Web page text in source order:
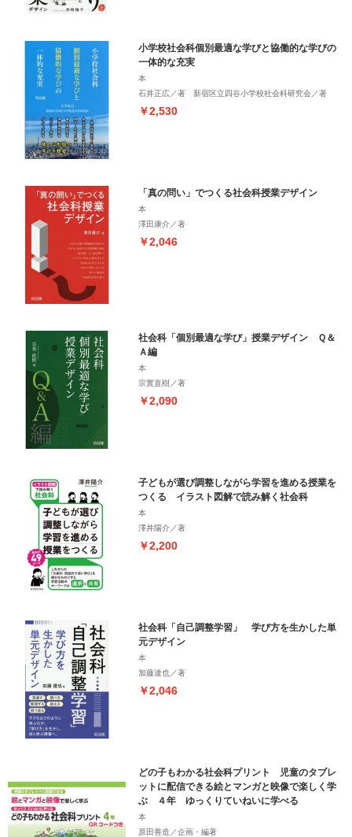
小学校社会科個別最適な学びと協働的な学びの
一体的な充実
本
石井正広／著 新宿区立四谷小学校社会科研究会／著
￥2,530
「真の問い」でつくる社会科授業デザイン
本
澤田康介／著
￥2,046
社会科「個別最適な学び」授業デザイン Ｑ＆
Ａ編
本
宗實直樹／著
￥2,090
子どもが選び調整しながら学習を進める授業を
つくる イラスト図解で読み解く社会科
本
澤井陽介／著
￥2,200
社会科「自己調整学習」 学び方を生かした単
元デザイン
本
加藤達也／著
￥2,046
どの子もわかる社会科プリント 児童のタブレ
ットに配信できる絵とマンガと映像で楽しく学
ぶ ４年 ゆっくりていねいに学べる
本
原田善造／企画・編著